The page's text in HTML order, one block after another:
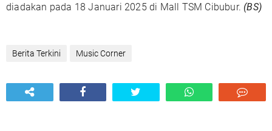
diadakan pada 18 Januari 2025 di Mall TSM Cibubur. (BS)
Berita Terkini Music Corner